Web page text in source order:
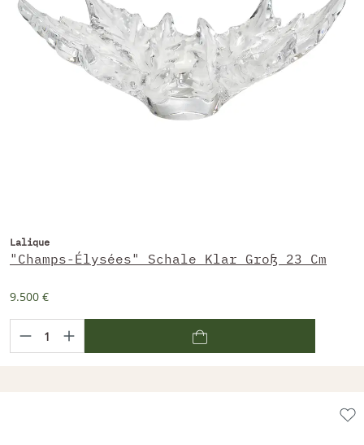
Lalique
"Champs-Élysées" Schale Klar Groß 23 Cm
9.500 €